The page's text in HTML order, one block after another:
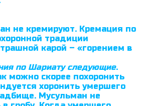
не кремируют. Кремация по
традиции
карой – «горением в
по Шариату следующие.
можно скорее похоронить
хоронить умершего
Мусульман не